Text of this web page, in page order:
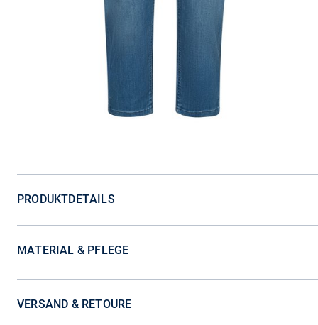
PRODUKTDETAILS
MATERIAL & PFLEGE
VERSAND & RETOURE